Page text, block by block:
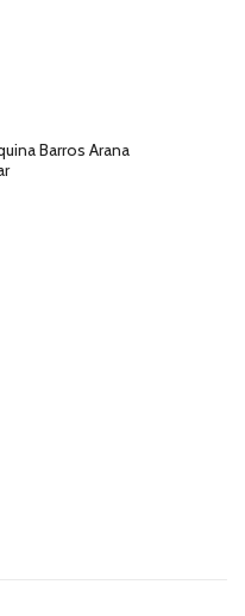
Barros Arana